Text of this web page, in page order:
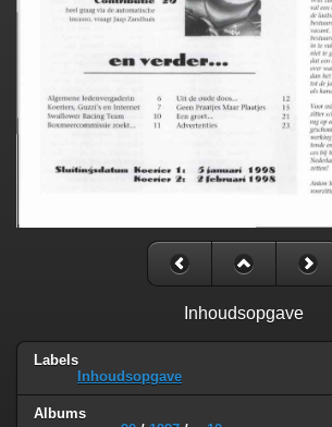
Inhoudsopgave
Labels
Inhoudsopgave
Albums